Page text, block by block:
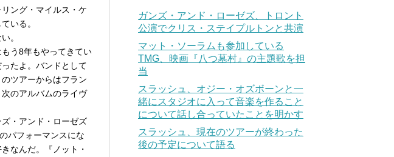
ング・マイルス・ケ
いる。
。
う8年もやってきてい
たよ。バンドとして
ツアーからはフラン
のアルバムのライヴ
・アンド・ローゼズ
パフォーマンスにな
なんだ。『ノット・
ガンズ・アンド・ローゼズ、トロント
公演でクリス・ステイプルトンと共演
マット・ソーラムも参加している
TMG、映画『八つ墓村』の主題歌を担
当
スラッシュ、オジー・オズボーンと一
緒にスタジオに入って音楽を作ること
について話し合っていたことを明かす
スラッシュ、現在のツアーが終わった
後の予定について語る